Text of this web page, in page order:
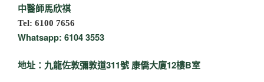
中醫師馬欣祺
Tel: 6100 7656
Whatsapp: 6104 3553
地址：九龍佐敦彌敦道311號 康僑大廈12樓B室